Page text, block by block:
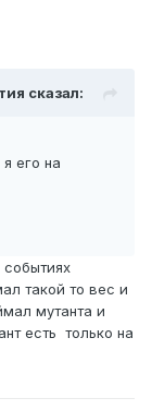
сказал:
его на
событиях
такой то вес и
мутанта и
есть только на